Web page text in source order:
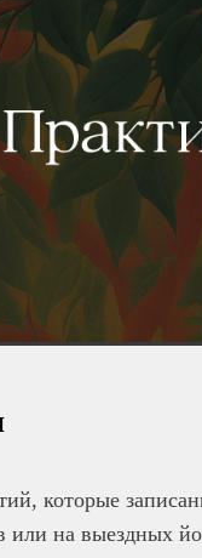
которые
на выездных